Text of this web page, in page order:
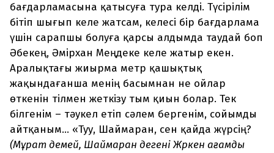
бағдарламасына қатысуға тура келді. Түсірілім
бітіп шығып келе жатсам, келесі бір бағдарлама
үшін сарапшы болуға қарсы алдымда таудай боп
Әбекең, Әмірхан Меңдеке келе жатыр екен.
Аралықтағы жиырма метр қашықтық
жақындағанша менің басымнан не ойлар
өткенін тілмен жеткізу тым қиын болар. Тек
білгенім – тәукел етіп сәлем бергенім, сойымды
айтқаным... «Туу, Шаймаран, сен қайда жүрсің?
(Мұрат демей, Шаймаран дегені Жәркен ағамды